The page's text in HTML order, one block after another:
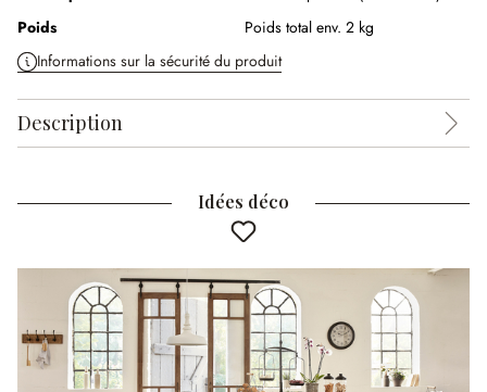
Poids
Poids total env. 2 kg
Informations sur la sécurité du produit
Description
Idées déco